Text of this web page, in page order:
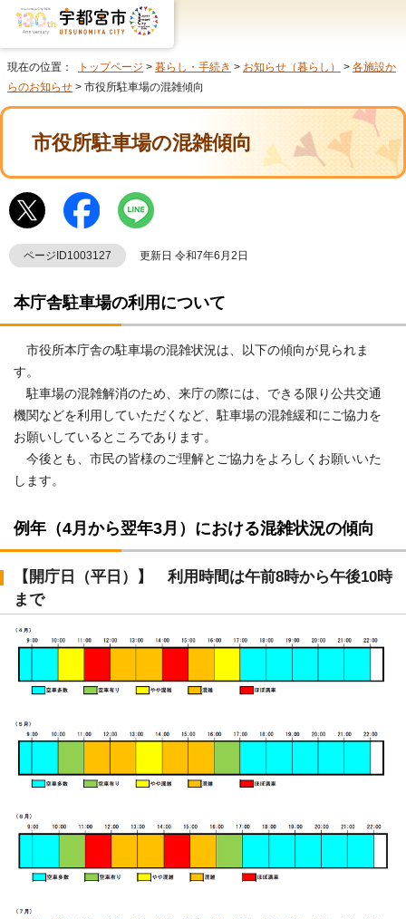
現在の位置： トップページ > 暮らし・手続き > お知らせ（暮らし） > 各施設か
らのお知らせ > 市役所駐車場の混雑傾向
市役所駐車場の混雑傾向
ページID1003127 更新日 令和7年6月2日
本庁舎駐車場の利用について
市役所本庁舎の駐車場の混雑状況は、以下の傾向が見られま
す。
駐車場の混雑解消のため、来庁の際には、できる限り公共交通
機関などを利用していただくなど、駐車場の混雑緩和にご協力を
お願いしているところであります。
今後とも、市民の皆様のご理解とご協力をよろしくお願いいた
します。
例年（4月から翌年3月）における混雑状況の傾向
【開庁日（平日）】 利用時間は午前8時から午後10時
まで